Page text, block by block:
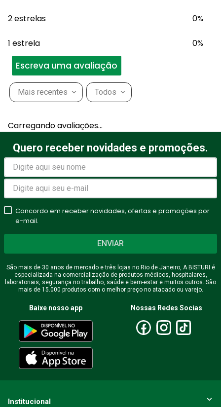
2 estrelas 0%
1 estrela 0%
Escreva uma avaliação
Avalie o produto de 1 a 5
estrelas
★★★★★
Seu nome
Endereço de email
Escreva uma avaliação
ENVIAR AVALIAÇÃO
Mais recentes Todos
Carregando avaliações…
Quero receber novidades e promoções.
Concordo em receber novidades, ofertas e promoções por
e-mail.
ENVIAR
São mais de 30 anos de mercado e três lojas no Rio de Janeiro, A BISTURI é
especializada na comercialização de produtos médicos, hospitalares,
laboratoriais, segurança no trabalho, saúde e bem-estar e muitos outros. São
mais de 15.000 produtos com o melhor preço no atacado ou varejo.
Baixe nosso app Nossas Redes Socias
Institucional